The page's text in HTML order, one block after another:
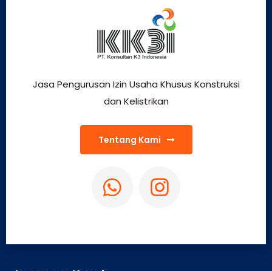
Jasa Pengurusan Izin Usaha Khusus Konstruksi
dan Kelistrikan
Tentang Kami